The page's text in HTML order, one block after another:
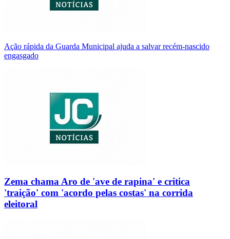
Ação rápida da Guarda Municipal ajuda a salvar recém-nascido
engasgado
Zema chama Aro de 'ave de rapina' e critica
'traição' com 'acordo pelas costas' na corrida
eleitoral